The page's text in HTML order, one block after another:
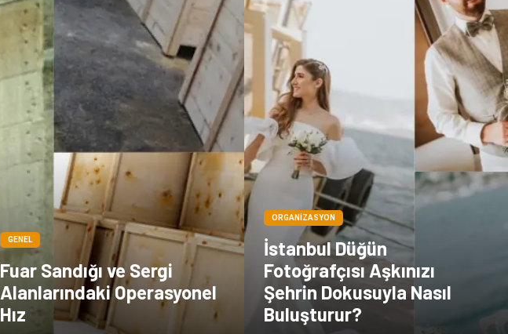
GENEL
Fuar Sandığı ve Sergi
Alanlarındaki Operasyonel
Hız
ORGANIZASYON
İstanbul Düğün
Fotoğrafçısı Aşkınızı
Şehrin Dokusuyla Nasıl
Buluşturur?